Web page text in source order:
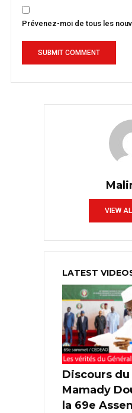
Prévenez-moi de tous les
VIEW
LATEST
Discours du
Mamady
la 69e